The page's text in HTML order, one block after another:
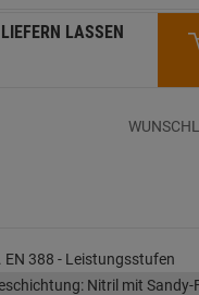
LASSEN
EN 388 - Leistungsstufen
Nitril mit Sandy-